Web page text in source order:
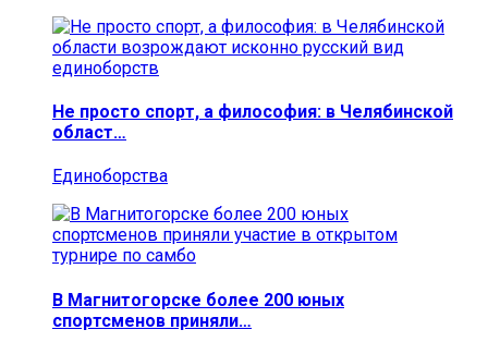
Не просто спорт, а философия: в Челябинской
област…
Единоборства
В Магнитогорске более 200 юных
спортсменов приняли…